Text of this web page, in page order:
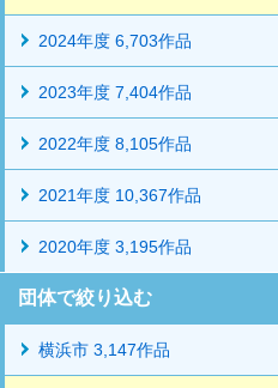
2024年度 6,703作品
2023年度 7,404作品
2022年度 8,105作品
2021年度 10,367作品
2020年度 3,195作品
団体で絞り込む
横浜市 3,147作品